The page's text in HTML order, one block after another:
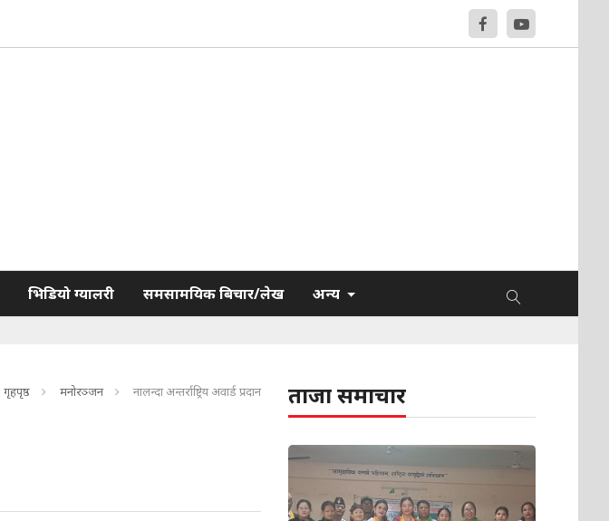
भिडियो ग्यालरी समसामयिक बिचार/लेख अन्य
गृहपृष्ठ मनोरञ्जन नालन्दा अन्तर्राष्ट्रिय अवार्ड प्रदान ताजा समाचार